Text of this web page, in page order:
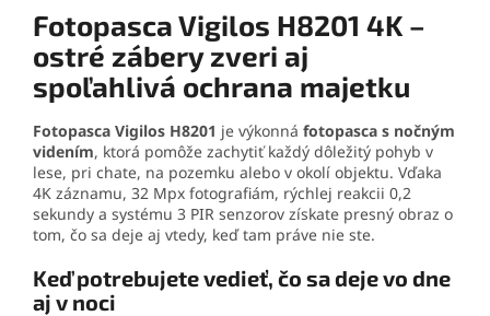
montážou na strom alebo
držiak umožňuje
jednoduché a nenápadné
použitie priamo v prírode.
zákazníkov, ktorí chcú mať
zariadenie pripravené na
používanie ihneď.
Fotopasca Vigilos H8201 4K –
ostré zábery zveri aj
spoľahlivá ochrana majetku
Fotopasca Vigilos H8201 je výkonná fotopasca s nočným
videním, ktorá pomôže zachytiť každý dôležitý pohyb v
lese, pri chate, na pozemku alebo v okolí objektu. Vďaka
4K záznamu, 32 Mpx fotografiám, rýchlej reakcii 0,2
sekundy a systému 3 PIR senzorov získate presný obraz o
tom, čo sa deje aj vtedy, keď tam práve nie ste.
Keď potrebujete vedieť, čo sa deje vo dne
aj v noci